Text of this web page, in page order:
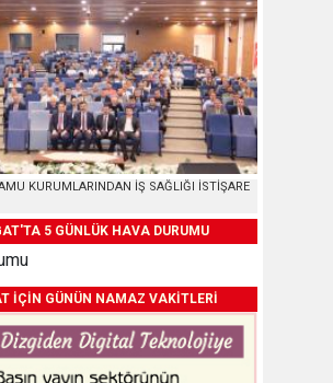
KURUMLARINDAN İŞ SAĞLIĞI İSTİŞARE
5 GÜNLÜK HAVA DURUMU
İÇİN GÜNÜN NAMAZ VAKİTLERİ